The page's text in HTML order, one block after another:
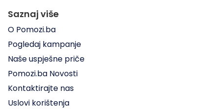
Saznaj više
O Pomozi.ba
Pogledaj kampanje
Naše uspješne priče
Pomozi.ba Novosti
Kontaktirajte nas
Uslovi korištenja